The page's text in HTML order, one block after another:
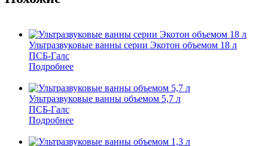
Ультразвуковые ванны серии Экотон объемом 18 л
ПСБ-Галс
Подробнее
Ультразвуковые ванны объемом 5,7 л
ПСБ-Галс
Подробнее